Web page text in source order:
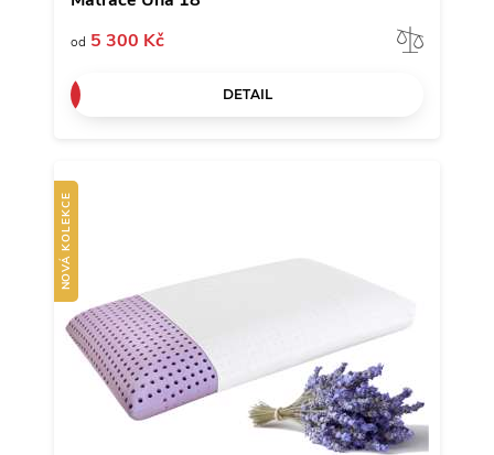
od 5 300 Kč
DETAIL
NOVÁ KOLEKCE